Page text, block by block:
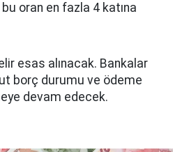
bu oran en fazla 4 katına
esas alınacak. Bankalar
borç durumu ve ödeme
devam edecek.